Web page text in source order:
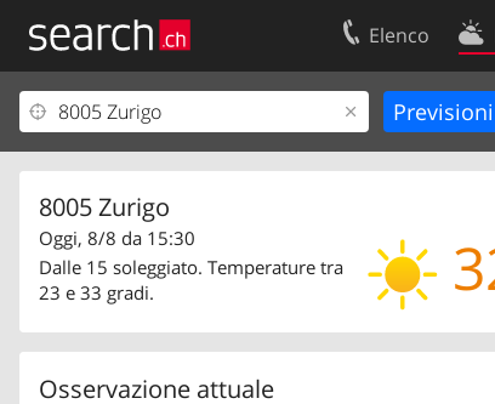
Elenco
8005 Zurigo
Oggi, 8/8 da 15:30
Dalle 15 soleggiato. Temperature tra
23 e 33 gradi.
Osservazione attuale
Il vostro profolio
Area clienti
Contatti